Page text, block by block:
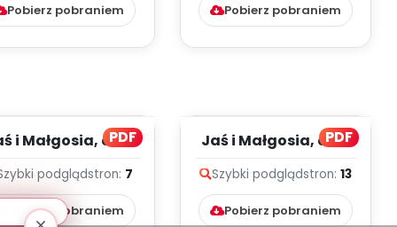
Pobierz pobraniem Pobierz pobraniem
PDF
i Małgosia, cz. 7
podglądstron: 7
Pobierz pobraniem
PDF
Jaś i Małgosia, cz. 6
Szybki podglądstron: 13
Pobierz pobraniem